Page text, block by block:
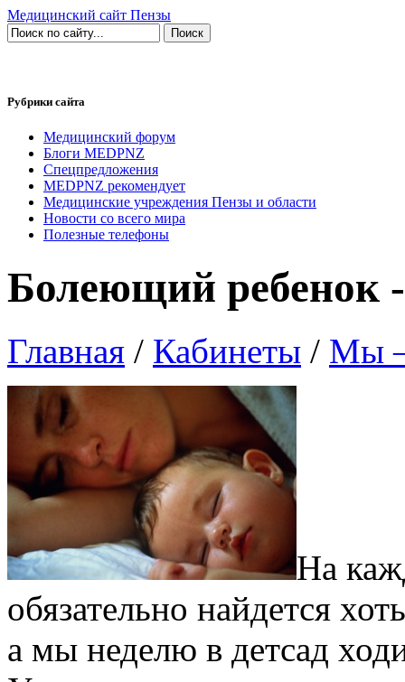
Медицинский сайт Пензы
Рубрики сайта
Медицинский форум
Блоги MEDPNZ
Спецпредложения
MEDPNZ рекомендует
Медицинские учреждения Пензы и области
Новости со всего мира
Полезные телефоны
Болеющий ребенок
Главная / Кабинеты / Мы
На
обязательно найдется
а мы неделю в детсад